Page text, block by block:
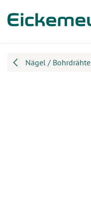
Nägel / Bohrdrähte